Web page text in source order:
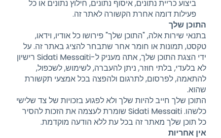
ביצוע כריית נתונים, איסוף נתונים, חילוץ נתונים או כל
פעילות דומה אחרת הקשורה לאתר זה.
התוכן שלך
בתנאי שירות אלה, "התוכן שלך" פירושו כל אודיו, וידאו,
טקסט, תמונות או חומר אחר שתבחר להציג באתר זה. על
ידי הצגת התוכן שלך, אתה מעניק ל-Sidati Messaiti רישיון
לא בלעדי, בלתי חוזר, ניתן להעברה, לשימוש, לשכפול,
להתאמה, לפרסום, לתרגום ולהפצה בכל אמצעי תקשורת
שהוא.
התוכן שלך חייב להיות שלך ולא לפגוע בזכויות של צד שלישי
כלשהו. Sidati Messaiti שומרת לעצמה את הזכות להסיר
כל תוכן שלך מאתר זה בכל עת ללא הודעה מוקדמת.
אין אחריות